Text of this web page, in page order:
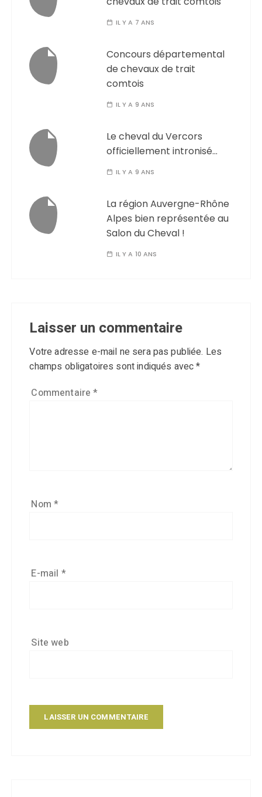
IL Y A 7 ANS
Concours départemental
de chevaux de trait
comtois
IL Y A 9 ANS
Le cheval du Vercors
officiellement intronisé…
IL Y A 9 ANS
La région Auvergne-Rhône
Alpes bien représentée au
Salon du Cheval !
IL Y A 10 ANS
Laisser un commentaire
Votre adresse e-mail ne sera pas publiée. Les
champs obligatoires sont indiqués avec*
Commentaire*
Nom*
E-mail *
Site web